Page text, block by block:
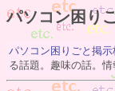
パソコン困り
パソコン困りごと掲示
る話題。趣味の話。情